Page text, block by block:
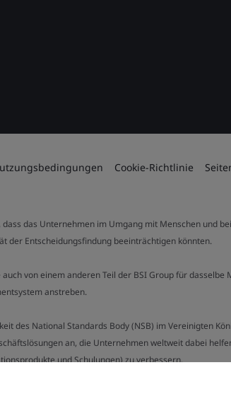
Cookie-Richtlinie
das Unternehmen im Umgang mit Menschen und
der Entscheidungsfindung beeinträchtigen könnten.
von einem anderen Teil der BSI Group für dasselbe
anstreben.
des National Standards Body (NSB) im Vereinigten
an, die Unternehmen weltweit dabei
und Schulungen) zu verbessern.